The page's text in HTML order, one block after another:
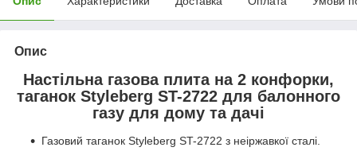
Опис
Настільна газова плита на 2 конфорки,
таганок Styleberg ST-2722 для балонного
газу для дому та дачі
Газовий таганок Styleberg ST-2722 з неіржавкої сталі.